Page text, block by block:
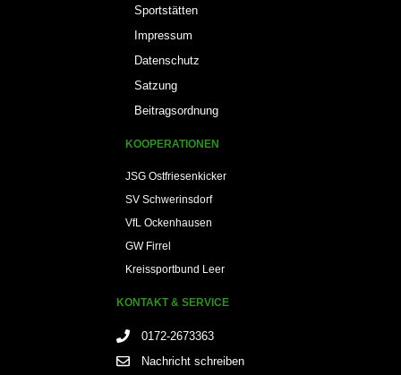
Sportstätten
Impressum
Datenschutz
Satzung
Beitragsordnung
KOOPERATIONEN
JSG Ostfriesenkicker
SV Schwerinsdorf
VfL Ockenhausen
GW Firrel
Kreissportbund Leer
KONTAKT & SERVICE
0172-2673363
Nachricht schreiben